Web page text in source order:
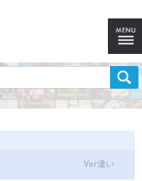
Ver違い